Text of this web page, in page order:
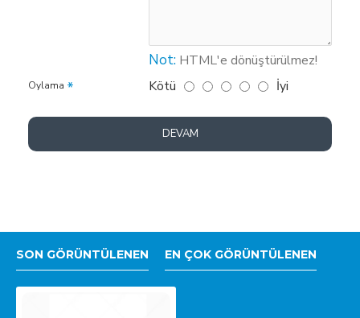
Not: HTML'e dönüştürülmez!
Oylama Kötü İyi
DEVAM
SON GÖRÜNTÜLENEN EN ÇOK GÖRÜNTÜLENEN